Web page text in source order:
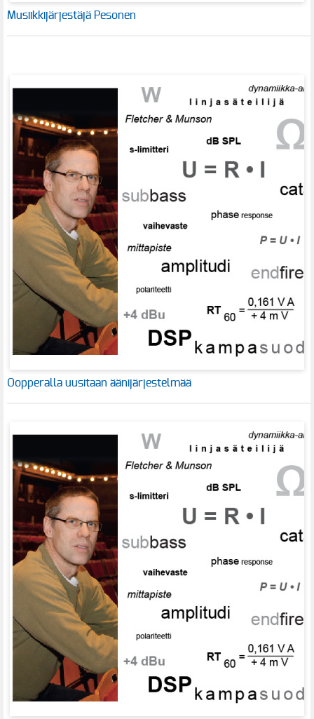
Musiikkijärjestäjä Pesonen
Oopperalla uusitaan äänijärjestelmää